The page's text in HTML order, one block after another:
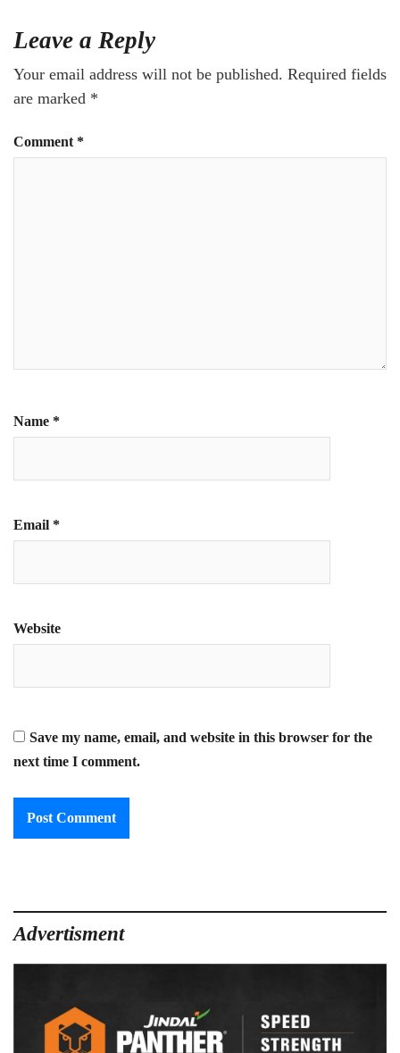
Leave a Reply
Your email address will not be published. Required fields
are marked *
Comment *
Name *
Email *
Website
Save my name, email, and website in this browser for the
next time I comment.
Advertisment